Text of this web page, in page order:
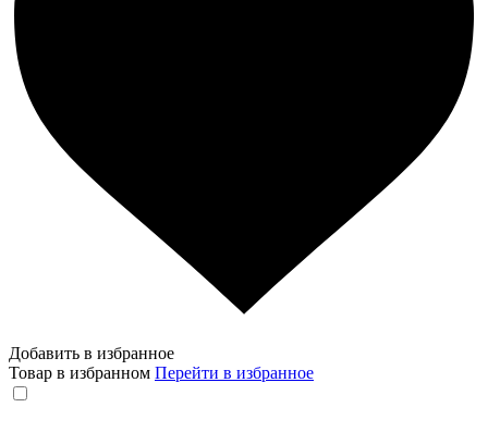
Добавить в избранное
Товар в избранном Перейти в избранное